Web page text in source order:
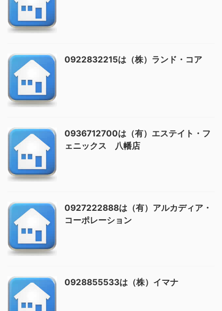
0922832215は（株）ランド・コア
0936712700は（有）エステイト・フ
ェニックス 八幡店
0927222888は（有）アルカディア・
コーポレーション
0928855533は（株）イマナ